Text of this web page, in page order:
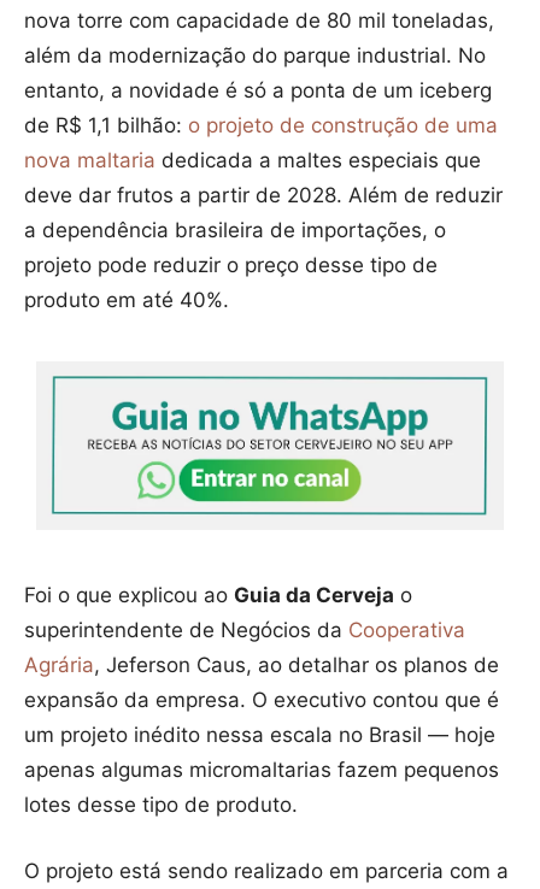
nova torre com capacidade de 80 mil toneladas,
além da modernização do parque industrial. No
entanto, a novidade é só a ponta de um iceberg
de R$ 1,1 bilhão: o projeto de construção de uma
nova maltaria dedicada a maltes especiais que
deve dar frutos a partir de 2028. Além de reduzir
a dependência brasileira de importações, o
projeto pode reduzir o preço desse tipo de
produto em até 40%.
Foi o que explicou ao Guia da Cerveja o
superintendente de Negócios da Cooperativa
Agrária, Jeferson Caus, ao detalhar os planos de
expansão da empresa. O executivo contou que é
um projeto inédito nessa escala no Brasil — hoje
apenas algumas micromaltarias fazem pequenos
lotes desse tipo de produto.
O projeto está sendo realizado em parceria com a